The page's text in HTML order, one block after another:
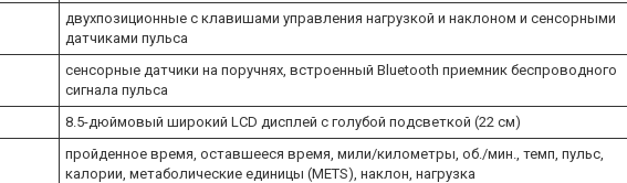
двухпозиционные с клавишами управления нагрузкой и наклоном и сенсорными
датчиками пульса
сенсорные датчики на поручнях, встроенный Bluetooth приемник беспроводного
сигнала пульса
8.5-дюймовый широкий LCD дисплей с голубой подсветкой (22 см)
пройденное время, оставшееся время, мили/километры, об./мин., темп, пульс,
калории, метаболические единицы (METS), наклон, нагрузка